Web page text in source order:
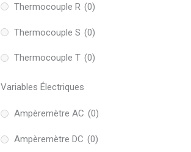
Thermocouple R (0)
Thermocouple S (0)
Thermocouple T (0)
Variables Électriques
Ampèremètre AC (0)
Ampèremètre DC (0)